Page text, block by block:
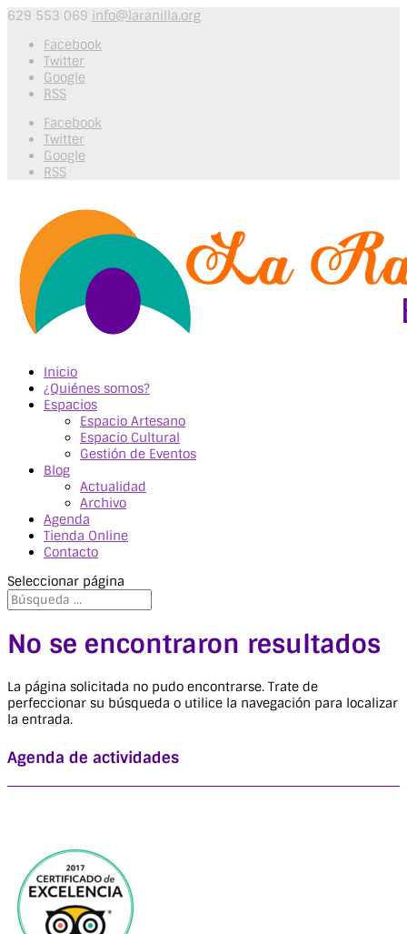
629 553 069 info@laranilla.org
Facebook
Twitter
Google
RSS
Facebook
Twitter
Google
RSS
Inicio
¿Quiénes somos?
Espacios
Espacio Artesano
Espacio Cultural
Gestión de Eventos
Blog
Actualidad
Archivo
Agenda
Tienda Online
Contacto
Seleccionar página
No se encontraron resultados
La página solicitada no pudo encontrarse. Trate de
perfeccionar su búsqueda o utilice la navegación para localizar
la entrada.
Agenda de actividades